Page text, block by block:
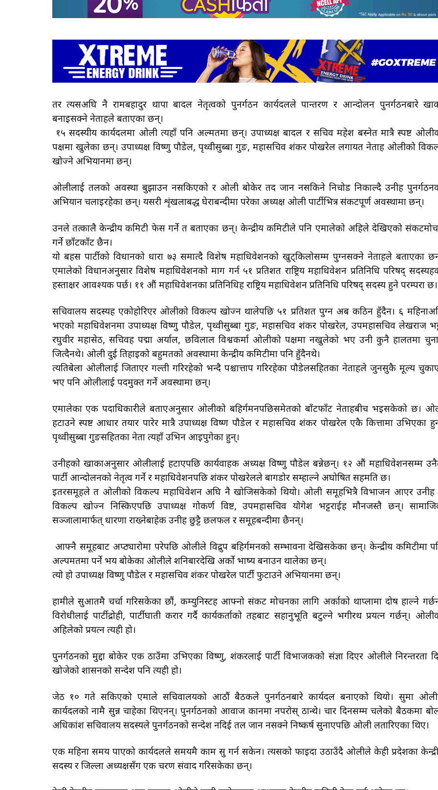
तर त्यसअघि नै रामबहादुर थापा बादल नेतृत्वको पुनर्गठन कार्यदलले रूपान्तरण र आन्दोलन पुनर्गठनबारे
बनाइसक्ने नेताहरूले बताएका छन्।
१५ सदस्यीय कार्यदलमा ओली त्यहाँ पनि अल्मतमा छन्। उपाध्यक्ष बादल र सचिव महेश बस्नेत मात्रै स्पष्ट
पक्षमा खुलेका छन्। उपाध्यक्ष विष्णु पौडेल, पृथ्वीसुब्बा गुरूङ, महासचिव शंकर पोखरेल लगायत नेताहरू ओलीको
खोज्ने अभियानमा छन्।
ओलीलाई तलको अवस्था बुझाउन नसकिएको र ओली बोकेर तद जान नसकिने निचोड निकाल्दै उनीहरू
अभियान चलाइरहेका छन्। यसरी शृंखलाबद्ध घेराबन्दीमा परेका अध्यक्ष ओली पार्टीभित्र संकटपूर्ण अवस्थामा छन्।
उनले तत्कालै केन्द्रीय कमिटी फेस गर्ने त बताएका छन्। केन्द्रीय कमिटीले पनि एमालेको अहिले देखिएको
गर्ने छाँटकाँट छैन।
यो बहस पार्टीको विधानको धारा ७३ समात्दै विशेष महाधिवेशनको खुट्किलोसम्म पुग्नसक्ने नेताहरूले बताएका
एमालेको विधानअनुसार विशेष महाधिवेशनको माग गर्न ५१ प्रतिशत राष्ट्रिय महाधिवेशन प्रतिनिधि परिषद्
हस्ताक्षर आवश्यक पर्छ। ११ औं महाधिवेशनका प्रतिनिधिहरू राष्ट्रिय महाधिवेशन प्रतिनिधि परिषद् सदस्य हुने परम्परा छ।
सचिवालय सदस्यहरू एकोहोरिएर ओलीको विकल्प खोज्न थालेपछि ५१ प्रतिशत पुग्न अब कठिन हुँदैन। ६
भएको महाधिवेशनमा उपाध्यक्ष विष्णु पौडेल, पृथ्वीसुब्बा गुरूङ, महासचिव शंकर पोखरेल, उपमहासचिव लेखराज
रघुवीर महासेठ, सचिवहरू पद्मा अर्याल, छविलाल विश्वकर्मा ओलीको पक्षमा नखुलेको भए उनी कुनै हालतमा
जित्दैनथे। ओली दुई तिहाइको बहुमतको अवस्थामा केन्द्रीय कमिटीमा पनि हुँदैनथे।
त्यतिबेला ओलीलाई जिताएर गल्ती गरिरहेको भन्दै पश्चात्ताप गरिरहेका पौडेलसहितका नेताहरूले जुनसुकै मूल्य
भए पनि ओलीलाई पदमुक्त गर्ने अवस्थामा छन्।
एमालेका एक पदाधिकारीले बताएअनुसार ओलीको बहिर्गमनपछिसमेतको बाँटफाँट नेताहरूबीच भइसकेको छ।
हटाउने स्पष्ट आधार तयार पारेर मात्रै उपाध्यक्ष विष्ण पौडेल र महासचिव शंकर पोखरेल एकै कित्तामा उभिएका
पृथ्वीसुब्बा गुरूङसहितका नेता त्यहाँ उभिन आइपुगेका हुन्।
उनीहरूको खाकाअनुसार ओलीलाई हटाएपछि कार्यवाहक अध्यक्ष विष्णु पौडेल बन्नेछन्। १२ औं महाधिवेशनसम्म
पार्टी आन्दोलनको नेतृत्व गर्ने र महाधिवेशनपछि शंकर पोखरेलले बागडोर सम्हाल्ने अघोषित सहमति छ।
इतरसमूहले त ओलीको विकल्प महाधिवेशन अघि नै खोजिसकेको थियो। ओली समूहभित्रै विभाजन आएर उनीहरू
विकल्प खोज्न निस्किएपछि उपाध्यक्ष गोकर्ण विष्ट, उपमहासचिव योगेश भट्टराईहरू मौनजस्तै छन्।
सञ्जालामार्फत् धारणा राख्नेबाहेक उनीहरू छुट्टै छलफल र समूहबन्दीमा छैनन्।
आफ्नै समूहबाट अप्ठ्यारोमा परेपछि ओलीले विद्रुप बहिर्गमनको सम्भावना देखिसकेका छन्। केन्द्रीय कमिटीमा
अल्पमतमा पर्ने भय बोकेका ओलीले शनिबारदेखि अर्को भाष्य बनाउन थालेका छन्।
त्यो हो उपाध्यक्ष विष्णु पौडेल र महासचिव शंकर पोखरेल पार्टी फुटाउने अभियानमा छन्।
हामीले सुरूआतमै चर्चा गरिसकेका छौं, कम्युनिस्टहरू आफ्नो संकट मोचनका लागि अर्काको थाप्लामा दोष हाल्ने
विरोधीलाई पार्टीद्रोही, पार्टीघाती करार गर्दै कार्यकर्ताको तहबाट सहानुभूति बटुल्ने भगीरथ प्रयत्न गर्छन्।
अहिलेको प्रयत्न त्यही हो।
पुनर्गठनको मुद्दा बोकेर एक ठाउँमा उभिएका विष्णु, शंकरलाई पार्टी विभाजकको संज्ञा दिएर ओलीले निरन्तरता
खोजेको शासनको सन्देश पनि त्यही हो।
जेठ १० गते सकिएको एमाले सचिवालयको आठौं बैठकले पुनर्गठनबारे कार्यदल बनाएको थियो। सुरूमा
कार्यदलको नामै सुन्न चाहेका थिएनन्। पुनर्गठनको आवाज कानमा नपरोस् ठान्थे। चार दिनसम्म चलेको बैठकमा
अधिकांश सचिवालय सदस्यले पुनर्गठनको सन्देश नदिई तल जान नसक्ने निष्कर्ष सुनाएपछि ओली लतारिएका थिए।
एक महिना समय पाएको कार्यदलले समयमै काम सुरू गर्न सकेन। त्यसको फाइदा उठाउँदै ओलीले केही प्रदेशका
सदस्य र जिल्ला अध्यक्षसँग एक चरण संवाद गरिसकेका छन्।